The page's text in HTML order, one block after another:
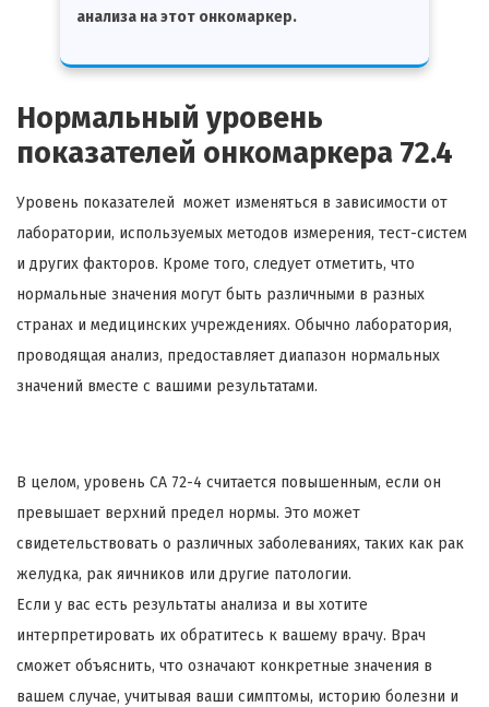
анализа на этот онкомаркер.
Нормальный уровень
показателей онкомаркера 72.4
Уровень показателей может изменяться в зависимости от
лаборатории, используемых методов измерения, тест-систем
и других факторов. Кроме того, следует отметить, что
нормальные значения могут быть различными в разных
странах и медицинских учреждениях. Обычно лаборатория,
проводящая анализ, предоставляет диапазон нормальных
значений вместе с вашими результатами.
В целом, уровень CA 72-4 считается повышенным, если он
превышает верхний предел нормы. Это может
свидетельствовать о различных заболеваниях, таких как рак
желудка, рак яичников или другие патологии.
Если у вас есть результаты анализа и вы хотите
интерпретировать их обратитесь к вашему врачу. Врач
сможет объяснить, что означают конкретные значения в
вашем случае, учитывая ваши симптомы, историю болезни и